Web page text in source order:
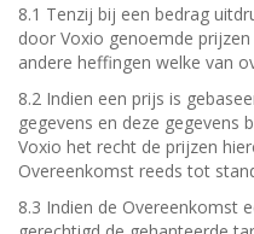
8.1 Tenzij bij een bedrag
door Voxio genoemde
andere heffingen welke van
8.2 Indien een prijs is
gegevens en deze gegevens
Voxio het recht de prijzen
Overeenkomst reeds tot
8.3 Indien de Overeenkomst